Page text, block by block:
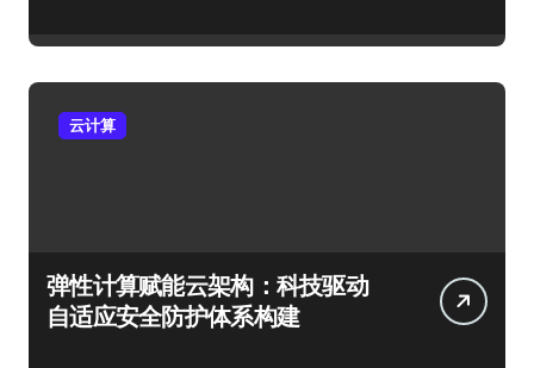
云计算
弹性计算赋能云架构：科技驱动
自适应安全防护体系构建